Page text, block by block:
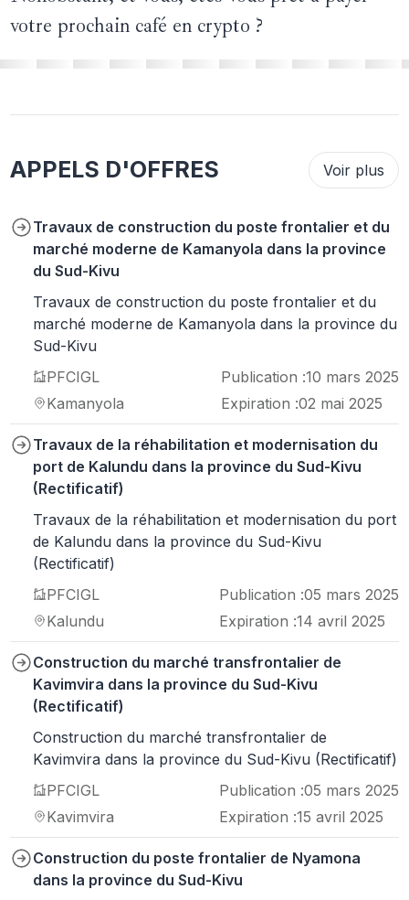
votre prochain café en crypto ?
APPELS D'OFFRES Voir plus
Travaux de construction du poste frontalier et du
marché moderne de Kamanyola dans la province
du Sud-Kivu
Travaux de construction du poste frontalier et du
marché moderne de Kamanyola dans la province du
Sud-Kivu
PFCIGL
Kamanyola
Publication :10 mars 2025
Expiration :02 mai 2025
Travaux de la réhabilitation et modernisation du
port de Kalundu dans la province du Sud-Kivu
(Rectificatif)
Travaux de la réhabilitation et modernisation du port
de Kalundu dans la province du Sud-Kivu
(Rectificatif)
PFCIGL
Kalundu
Publication :05 mars 2025
Expiration :14 avril 2025
Construction du marché transfrontalier de
Kavimvira dans la province du Sud-Kivu
(Rectificatif)
Construction du marché transfrontalier de
Kavimvira dans la province du Sud-Kivu (Rectificatif)
PFCIGL
Kavimvira
Publication :05 mars 2025
Expiration :15 avril 2025
Construction du poste frontalier de Nyamona
dans la province du Sud-Kivu